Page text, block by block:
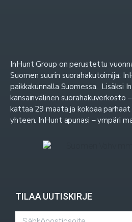
InHunt Group on perustettu
Suomen suurin suorahakutoimija.
paikkakunnalla Suomessa. Lisäksi
kansainvälinen suorahakuverkosto
kattaa 29 maata ja kokoaa
yhteen. InHunt apunasi – ympäri
TILAA UUTISKIRJE